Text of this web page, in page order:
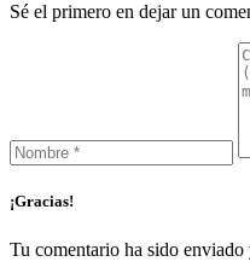
Sé el primero en dejar un
¡Gracias!
Tu comentario ha sido